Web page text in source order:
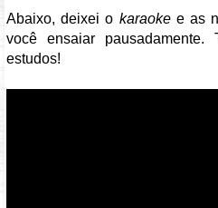
Abaixo, deixei o karaokee as
você ensaiar pausadamente.
estudos!